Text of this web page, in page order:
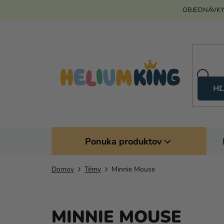
Ponuka produktov
Domov Témy Minnie Mouse
MINNIE MOUSE